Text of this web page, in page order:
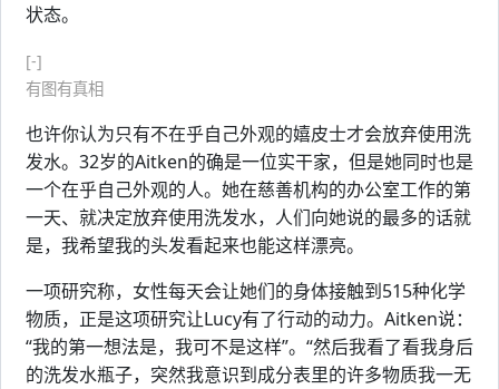
状态。
[-]
有图有真相
也许你认为只有不在乎自己外观的嬉皮士才会放弃使用洗
发水。32岁的Aitken的确是一位实干家，但是她同时也是
一个在乎自己外观的人。她在慈善机构的办公室工作的第
一天、就决定放弃使用洗发水，人们向她说的最多的话就
是，我希望我的头发看起来也能这样漂亮。
一项研究称，女性每天会让她们的身体接触到515种化学
物质，正是这项研究让Lucy有了行动的动力。Aitken说：
“我的第一想法是，我可不是这样”。“然后我看了看我身后
的洗发水瓶子，突然我意识到成分表里的许多物质我一无